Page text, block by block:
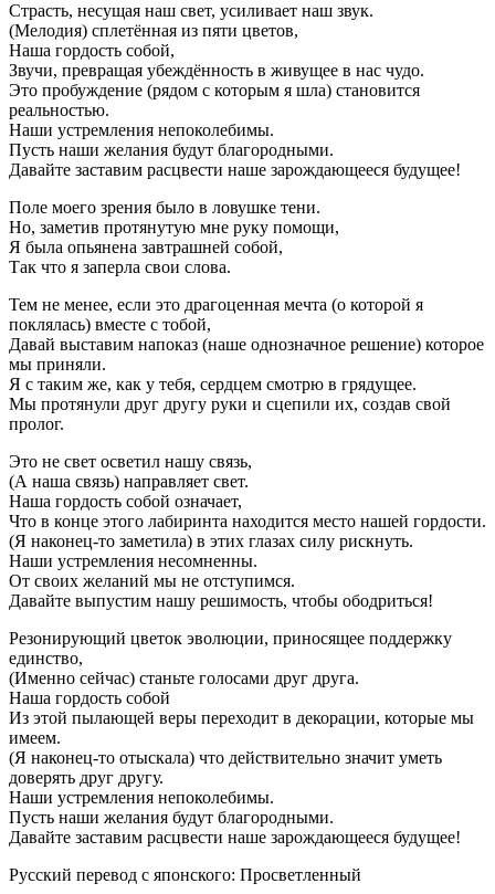
Страсть, несущая наш свет, усиливает наш звук.
(Мелодия) сплетённая из пяти цветов,
Наша гордость собой,
Звучи, превращая убеждённость в живущее в нас чудо.
Это пробуждение (рядом с которым я шла) становится
реальностью.
Наши устремления непоколебимы.
Пусть наши желания будут благородными.
Давайте заставим расцвести наше зарождающееся будущее!
Поле моего зрения было в ловушке тени.
Но, заметив протянутую мне руку помощи,
Я была опьянена завтрашней собой,
Так что я заперла свои слова.
Тем не менее, если это драгоценная мечта (о которой я
поклялась) вместе с тобой,
Давай выставим напоказ (наше однозначное решение) которое
мы приняли.
Я с таким же, как у тебя, сердцем смотрю в грядущее.
Мы протянули друг другу руки и сцепили их, создав свой
пролог.
Это не свет осветил нашу связь,
(А наша связь) направляет свет.
Наша гордость собой означает,
Что в конце этого лабиринта находится место нашей гордости.
(Я наконец-то заметила) в этих глазах силу рискнуть.
Наши устремления несомненны.
От своих желаний мы не отступимся.
Давайте выпустим нашу решимость, чтобы ободриться!
Резонирующий цветок эволюции, приносящее поддержку
единство,
(Именно сейчас) станьте голосами друг друга.
Наша гордость собой
Из этой пылающей веры переходит в декорации, которые мы
имеем.
(Я наконец-то отыскала) что действительно значит уметь
доверять друг другу.
Наши устремления непоколебимы.
Пусть наши желания будут благородными.
Давайте заставим расцвести наше зарождающееся будущее!
Русский перевод с японского: Просветленный